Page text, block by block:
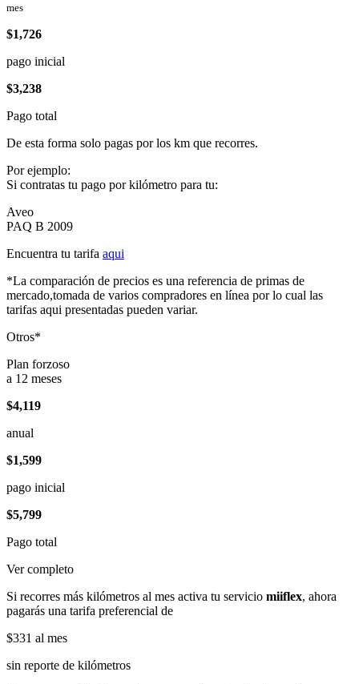
mes
$1,726
pago inicial
$3,238
Pago total
De esta forma solo pagas por los km que recorres.
Por ejemplo:
Si contratas tu pago por kilómetro para tu:
Aveo
PAQ B 2009
Encuentra tu tarifa aqui
*La comparación de precios es una referencia de primas de
mercado,tomada de varios compradores en línea por lo cual las
tarifas aqui presentadas pueden variar.
Otros*
Plan forzoso
a 12 meses
$4,119
anual
$1,599
pago inicial
$5,799
Pago total
Ver completo
Si recorres más kilómetros al mes activa tu servicio miiflex, ahora
pagarás una tarifa preferencial de
$331 al mes
sin reporte de kilómetros